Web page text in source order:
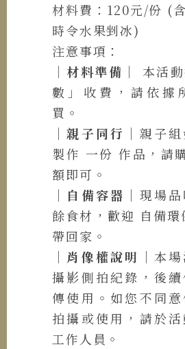
材料費：120元/份 (
時令水果剉冰)
注意事項：
｜材料準備｜
本活
數」收費，請依據
買。
｜親子同行｜ 親子
製作 一份 作品，請
額即可。
｜自備容器｜ 現場
餘食材，歡迎 自備
帶回家。
｜ 肖像權說明 ｜ 本
攝影側拍紀錄，後
傳使用。如您不同
拍攝或使用，請於
工作人員。